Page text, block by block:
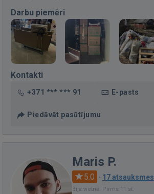
Darbu piemēri
Kontakti
+371 *** *** 91 E-pasts
Piedāvāt pasūtījumu
Maris P.
5.0 · 17 atsauksmes
Bija vietnē: Pirms 11 st.